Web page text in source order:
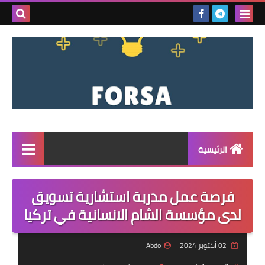
بحث
الرئيسية
القائمة
مناقصات
فرص عمل داخل سوريا
فرصة عمل مدربة استشارية تسويق
لدى مؤسسة الشام الانسانية في تركيا
Abdo